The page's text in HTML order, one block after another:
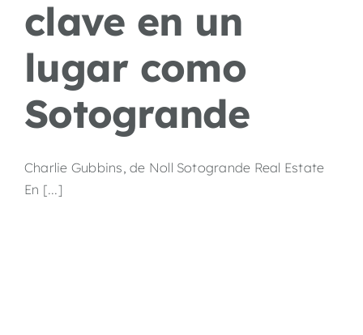
clave en un
lugar como
Sotogrande
Charlie Gubbins, de Noll Sotogrande Real Estate
En [...]